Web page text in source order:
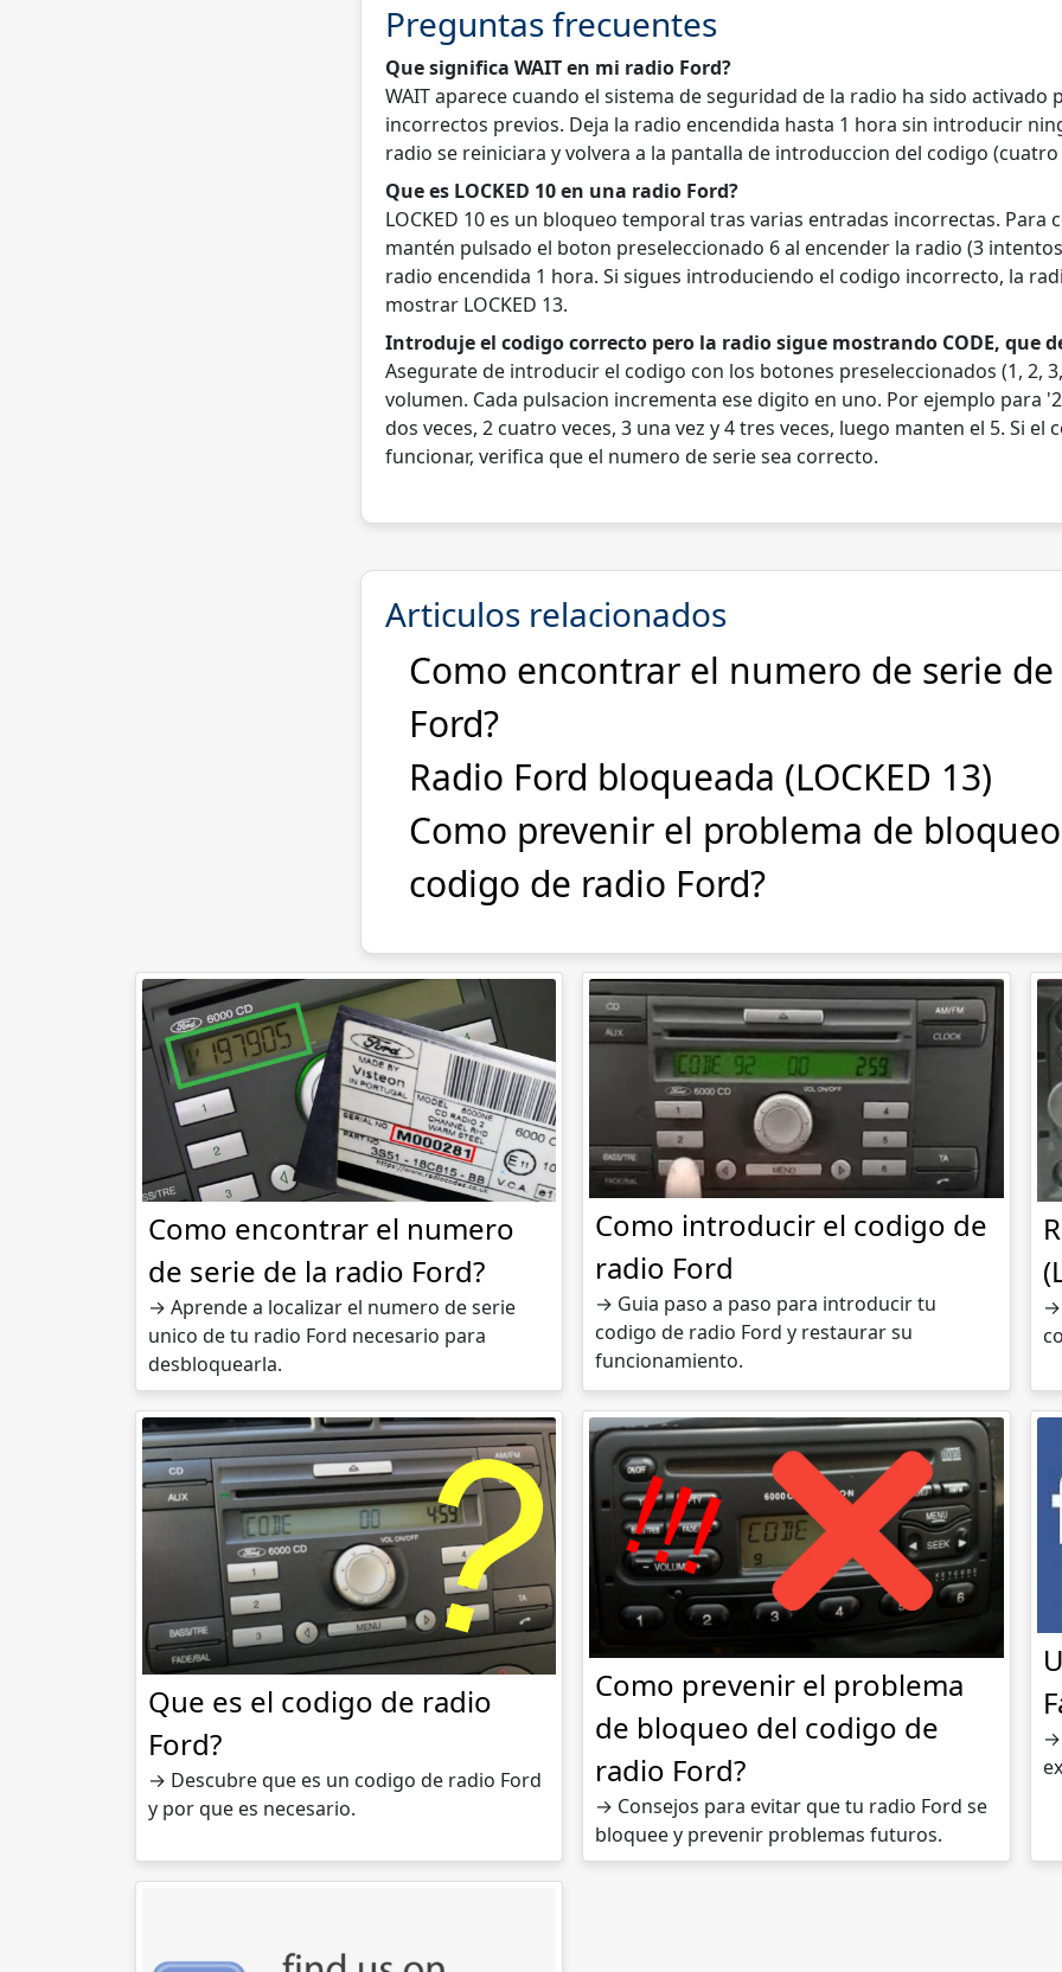
Preguntas frecuentes
Que significa WAIT en mi radio Ford?
WAIT aparece cuando el sistema de seguridad de la radio ha sido activado
incorrectos previos. Deja la radio encendida hasta 1 hora sin introducir
radio se reiniciara y volvera a la pantalla de introduccion del codigo
Que es LOCKED 10 en una radio Ford?
LOCKED 10 es un bloqueo temporal tras varias entradas incorrectas. Para
mantén pulsado el boton preseleccionado 6 al encender la radio (3
radio encendida 1 hora. Si sigues introduciendo el codigo incorrecto, la
mostrar LOCKED 13.
Introduje el codigo correcto pero la radio sigue mostrando CODE, que
Asegurate de introducir el codigo con los botones preseleccionados (1, 2,
volumen. Cada pulsacion incrementa ese digito en uno. Por ejemplo para
dos veces, 2 cuatro veces, 3 una vez y 4 tres veces, luego manten el 5. Si el
funcionar, verifica que el numero de serie sea correcto.
Articulos relacionados
Como encontrar el numero de serie
Ford?
Radio Ford bloqueada (LOCKED 13)
Como prevenir el problema de
codigo de radio Ford?
Como encontrar el numero
de serie de la radio Ford?
→ Aprende a localizar el numero de serie
unico de tu radio Ford necesario para
desbloquearla.
Como introducir el codigo de
radio Ford
→ Guia paso a paso para introducir tu
codigo de radio Ford y restaurar su
funcionamiento.
→
Que es el codigo de radio
Ford?
→ Descubre que es un codigo de radio Ford
y por que es necesario.
Como prevenir el problema
de bloqueo del codigo de
radio Ford?
→ Consejos para evitar que tu radio Ford se
bloquee y prevenir problemas futuros.
→